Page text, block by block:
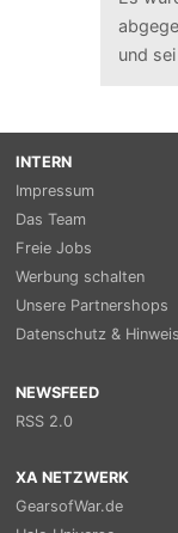
und
INTERN
Impressum
Das Team
Freie Jobs
Werbung schalten
Unsere Partnershops
Datenschutz &
NEWSFEED
RSS 2.0
XA NETZWERK
GearsofWar.de